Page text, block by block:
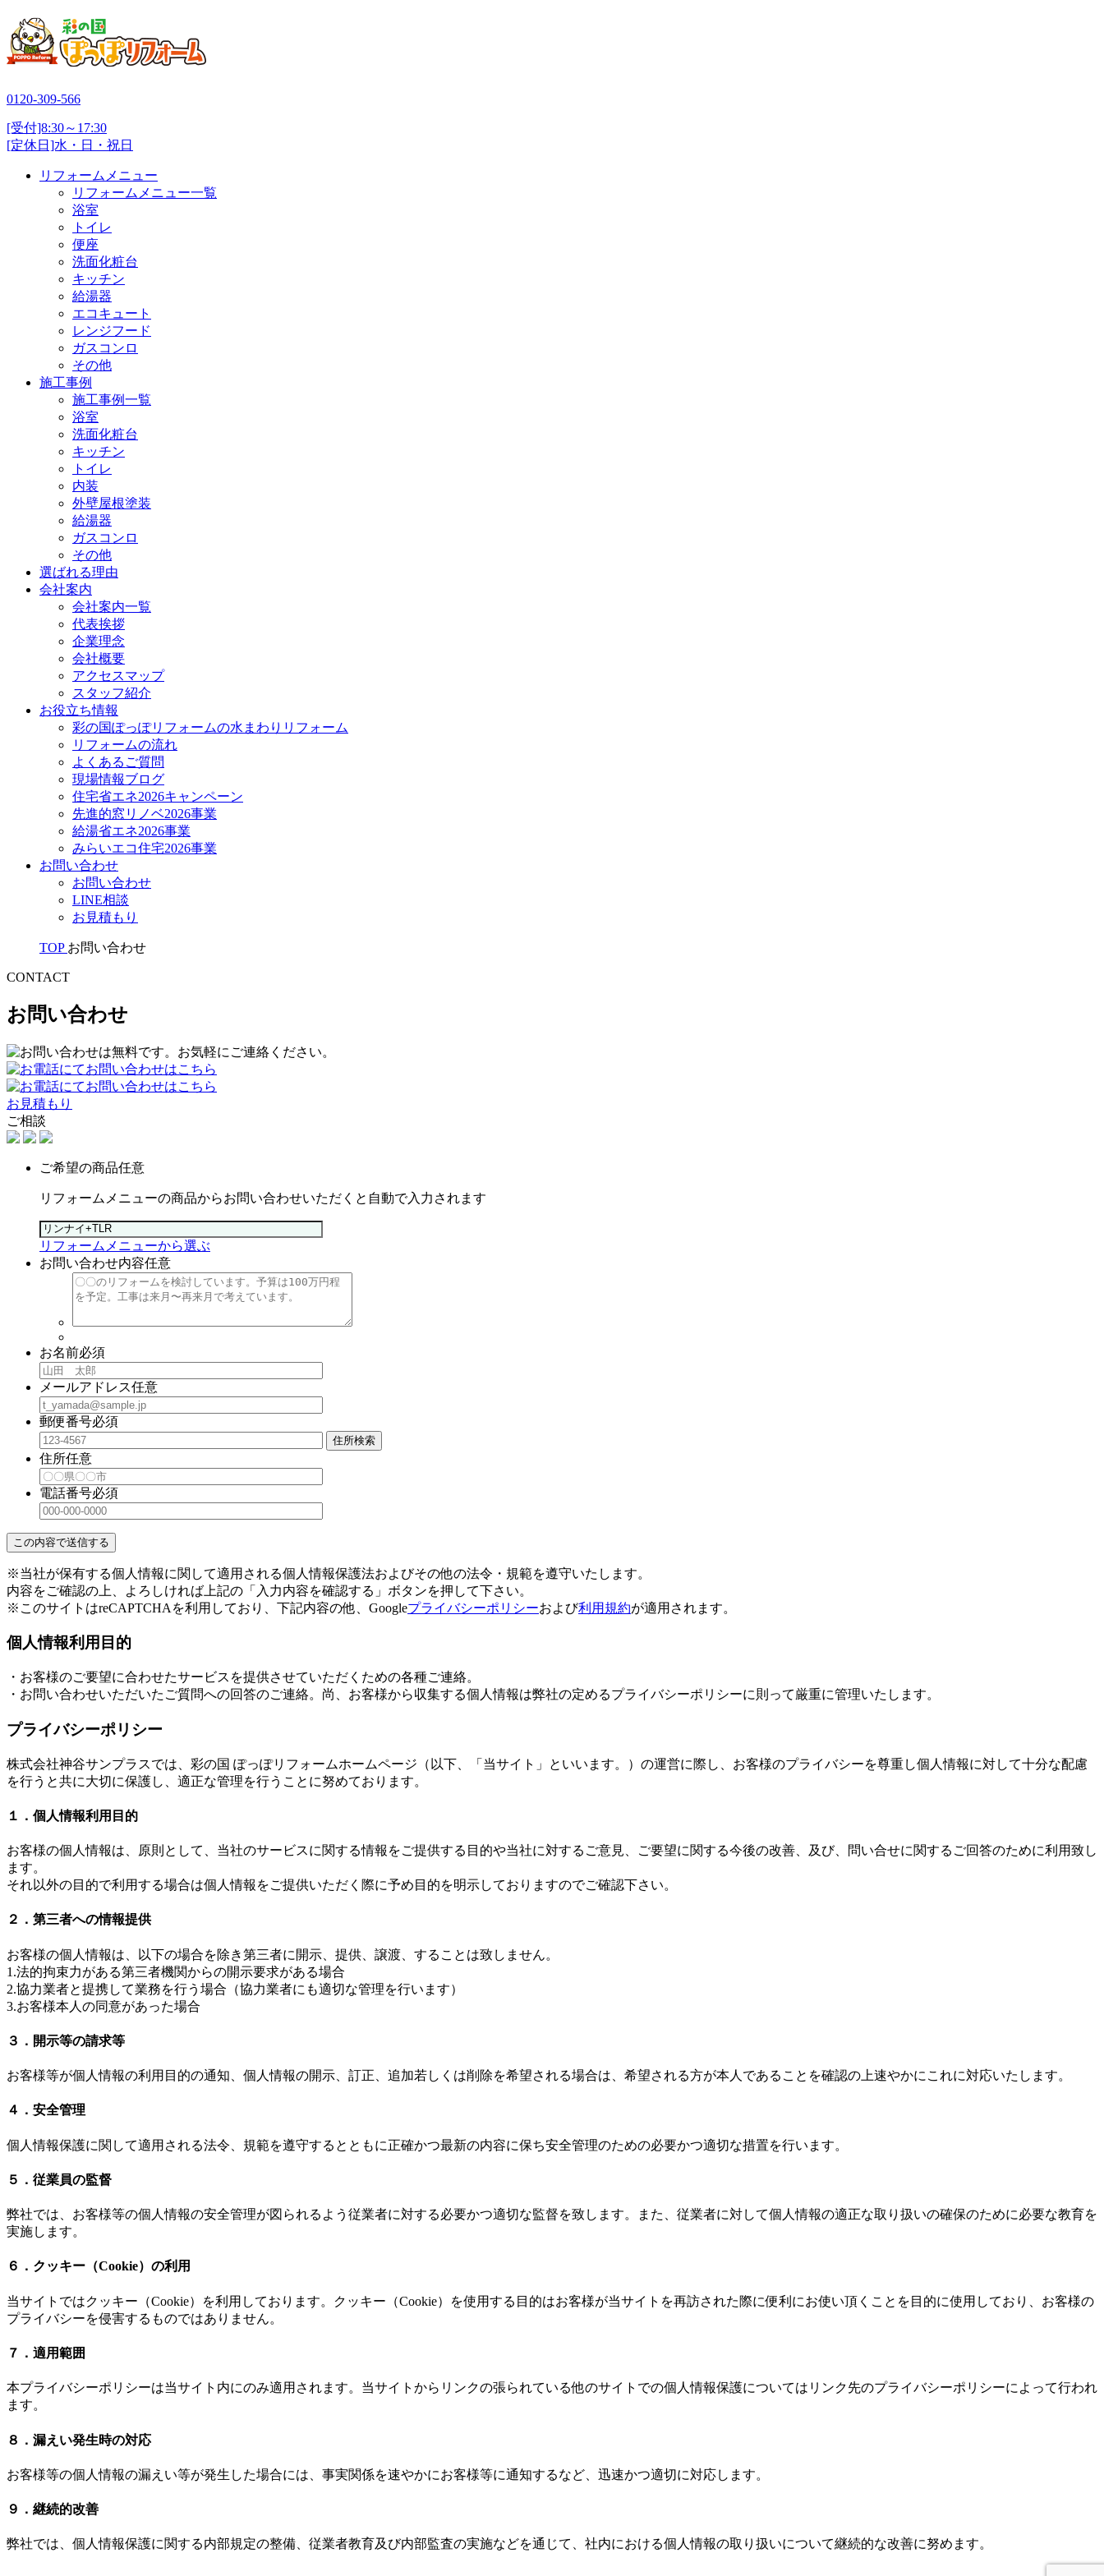
0120-309-566
[受付]8:30～17:30
[定休日]水・日・祝日
リフォームメニュー
リフォームメニュー一覧
浴室
トイレ
便座
洗面化粧台
キッチン
給湯器
エコキュート
レンジフード
ガスコンロ
その他
施工事例
施工事例一覧
浴室
洗面化粧台
キッチン
トイレ
内装
外壁屋根塗装
給湯器
ガスコンロ
その他
選ばれる理由
会社案内
会社案内一覧
代表挨拶
企業理念
会社概要
アクセスマップ
スタッフ紹介
お役立ち情報
彩の国ぽっぽリフォームの水まわりリフォーム
リフォームの流れ
よくあるご質問
現場情報ブログ
住宅省エネ2026キャンペーン
先進的窓リノベ2026事業
給湯省エネ2026事業
みらいエコ住宅2026事業
お問い合わせ
お問い合わせ
LINE相談
お見積もり
TOP お問い合わせ
CONTACT
お問い合わせ
お見積もり
ご相談
ご希望の商品任意
リフォームメニューの商品からお問い合わせいただくと自動で入力されます
リフォームメニューから選ぶ
お問い合わせ内容任意
お名前必須
メールアドレス任意
郵便番号必須
住所検索
住所任意
電話番号必須
※当社が保有する個人情報に関して適用される個人情報保護法およびその他の法令・規範を遵守いたします。
内容をご確認の上、よろしければ上記の「入力内容を確認する」ボタンを押して下さい。
※このサイトはreCAPTCHAを利用しており、下記内容の他、Googleプライバシーポリシーおよび利用規約が適用されます。
個人情報利用目的
・お客様のご要望に合わせたサービスを提供させていただくための各種ご連絡。
・お問い合わせいただいたご質問への回答のご連絡。尚、お客様から収集する個人情報は弊社の定めるプライバシーポリシーに則って厳重に管理いたします。
プライバシーポリシー
株式会社神谷サンプラスでは、彩の国 ぽっぽリフォームホームページ（以下、「当サイト」といいます。）の運営に際し、お客様のプライバシーを尊重し個人情報に対して十分な配慮
を行うと共に大切に保護し、適正な管理を行うことに努めております。
１．個人情報利用目的
お客様の個人情報は、原則として、当社のサービスに関する情報をご提供する目的や当社に対するご意見、ご要望に関する今後の改善、及び、問い合せに関するご回答のために利用致し
ます。
それ以外の目的で利用する場合は個人情報をご提供いただく際に予め目的を明示しておりますのでご確認下さい。
２．第三者への情報提供
お客様の個人情報は、以下の場合を除き第三者に開示、提供、譲渡、することは致しません。
1.法的拘束力がある第三者機関からの開示要求がある場合
2.協力業者と提携して業務を行う場合（協力業者にも適切な管理を行います）
3.お客様本人の同意があった場合
３．開示等の請求等
お客様等が個人情報の利用目的の通知、個人情報の開示、訂正、追加若しくは削除を希望される場合は、希望される方が本人であることを確認の上速やかにこれに対応いたします。
４．安全管理
個人情報保護に関して適用される法令、規範を遵守するとともに正確かつ最新の内容に保ち安全管理のための必要かつ適切な措置を行います。
５．従業員の監督
弊社では、お客様等の個人情報の安全管理が図られるよう従業者に対する必要かつ適切な監督を致します。また、従業者に対して個人情報の適正な取り扱いの確保のために必要な教育を
実施します。
６．クッキー（Cookie）の利用
当サイトではクッキー（Cookie）を利用しております。クッキー（Cookie）を使用する目的はお客様が当サイトを再訪された際に便利にお使い頂くことを目的に使用しており、お客様の
プライバシーを侵害するものではありません。
７．適用範囲
本プライバシーポリシーは当サイト内にのみ適用されます。当サイトからリンクの張られている他のサイトでの個人情報保護についてはリンク先のプライバシーポリシーによって行われ
ます。
８．漏えい発生時の対応
お客様等の個人情報の漏えい等が発生した場合には、事実関係を速やかにお客様等に通知するなど、迅速かつ適切に対応します。
９．継続的改善
弊社では、個人情報保護に関する内部規定の整備、従業者教育及び内部監査の実施などを通じて、社内における個人情報の取り扱いについて継続的な改善に努めます。